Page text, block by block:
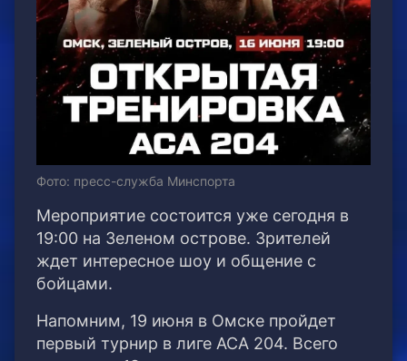
Фото: пресс-служба Минспорта
Мероприятие состоится уже сегодня в
19:00 на Зеленом острове. Зрителей
ждет интересное шоу и общение с
бойцами.
Напомним, 19 июня в Омске пройдет
первый турнир в лиге АСА 204. Всего